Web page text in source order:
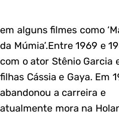
em alguns filmes como
da Múmia’.Entre 1969 e
com o ator Stênio Garcia
filhas Cássia e Gaya. Em
abandonou a carreira e
atualmente mora na